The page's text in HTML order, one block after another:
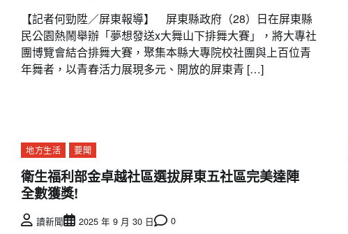
【記者何勁陞／屏東報導】 屏東縣政府（28）日在屏東縣
民公園熱鬧舉辦「夢想發送x大舞山下排舞大賽」，將大專社
團博覽會結合排舞大賽，聚集本縣大專院校社團與上百位青
年舞者，以青春活力展現多元、開放的屏東青 […]
地方生活 要聞
衛生福利部金卓越社區選拔屏東五社區完美達陣
全數獲獎!
讀新聞 2025 年 9 月 30 日 0